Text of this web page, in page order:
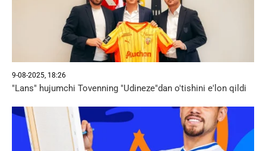
9-08-2025, 18:26
"Lans" hujumchi Tovenning "Udineze"dan o'tishini e'lon qildi